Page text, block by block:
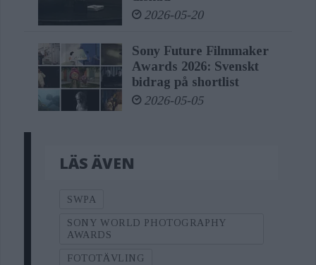
2026-05-20
Sony Future Filmmaker
Awards 2026: Svenskt
bidrag på shortlist
2026-05-05
LÄS ÄVEN
SWPA
SONY WORLD PHOTOGRAPHY
AWARDS
FOTOTÄVLING